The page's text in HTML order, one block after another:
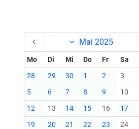
Mai 2025
Mo Di Mi Do Fr Sa
28
29 30 1 2 3
5
6 7 8 9 10
12
13 14 15 16 17
19
20 21 22 23 24